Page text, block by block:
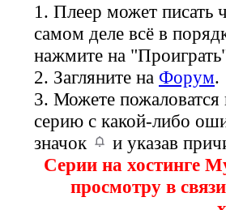
1. Плеер может писать
самом деле всё в
нажмите на
2. Загляните на Форум.
3. Можете
серию с какой-либо
значок
и указав
Серии на хостинге
просмотру в